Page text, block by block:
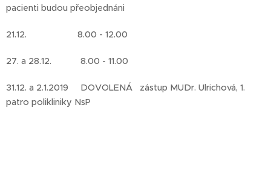
pacienti budou přeobjednáni
21.12. 8.00 - 12.00
27. a 28.12. 8.00 - 11.00
31.12. a 2.1.2019 DOVOLENÁ zástup MUDr. Ulrichová, 1.
patro polikliniky NsP